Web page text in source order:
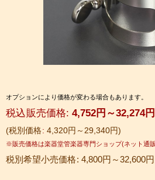
税別価格: 4,320円 ～29,340円
税込 : 4,752円 ～32,274円
オプションにより価格が変わる場合もあります。
税別希望小売価格: 4,800円 ～32,600円